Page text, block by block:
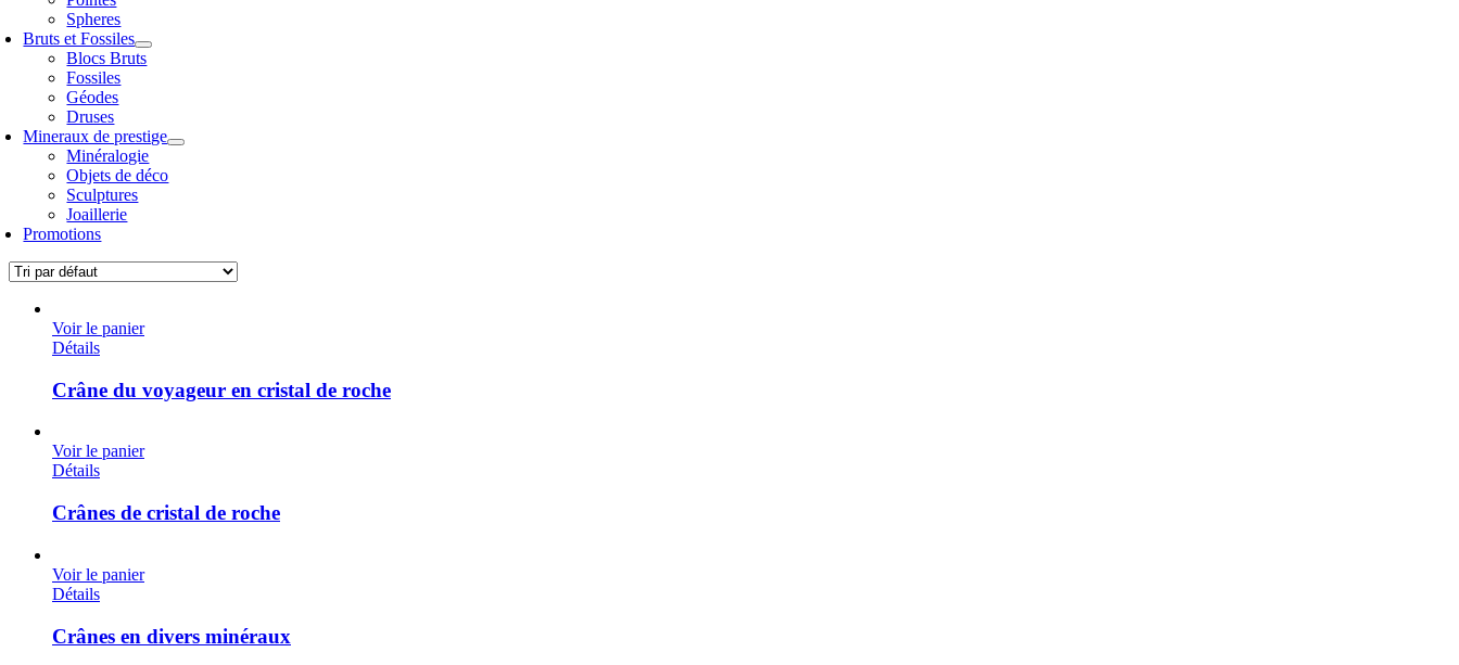
Spheres
Bruts et Fossiles
Blocs Bruts
Fossiles
Géodes
Druses
Mineraux de prestige
Minéralogie
Objets de déco
Sculptures
Joaillerie
Promotions
Voir le panier
Détails
Crâne du voyageur en cristal de roche
Voir le panier
Détails
Crânes de cristal de roche
Voir le panier
Détails
Crânes en divers minéraux